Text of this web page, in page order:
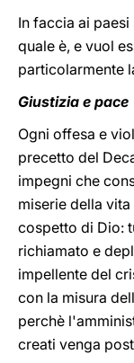
In faccia ai
quale è, e vuol
particolarmente
Giustizia e pace
Ogni offesa e
precetto del
impegni che
miserie della
cospetto di Dio:
richiamato e
impellente del
con la misura
perchè
creati venga